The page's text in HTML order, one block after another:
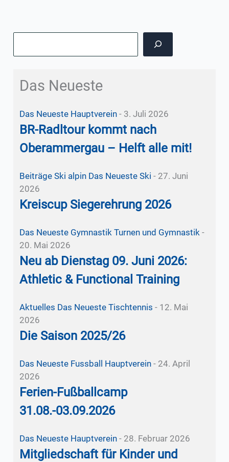
Das Neueste
Das Neueste Hauptverein- 3. Juli 2026
BR-Radltour kommt nach
Oberammergau – Helft alle mit!
Beiträge Ski alpin Das Neueste Ski - 27. Juni
2026
Kreiscup Siegerehrung 2026
Das Neueste Gymnastik Turnen und Gymnastik -
20. Mai 2026
Neu ab Dienstag 09. Juni 2026:
Athletic & Functional Training
Aktuelles Das Neueste Tischtennis - 12. Mai
2026
Die Saison 2025/26
Das Neueste Fussball Hauptverein- 24. April
2026
Ferien-Fußballcamp
31.08.-03.09.2026
Das Neueste Hauptverein- 28. Februar 2026
Mitgliedschaft für Kinder und